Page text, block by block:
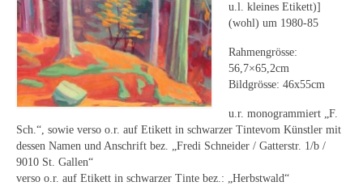
Weitere Künstler nach 1945
Kunst 1900-1945
Walter Becker
Ernst Geitlinger
Erich Hartmann
Wilhelm von Hillern-Flinsch
u.l. kleines Etikett)]
(wohl) um 1980-85
Rahmengrösse:
56,7×65,2cm
Bildgrösse: 46x55cm
u.r. monogrammiert „F.
Sch.“, sowie verso o.r. auf Etikett in schwarzer Tintevom Künstler mit
dessen Namen und Anschrift bez. „Fredi Schneider / Gatterstr. 1/b /
9010 St. Gallen“
verso o.r. auf Etikett in schwarzer Tinte bez.: „Herbstwald“